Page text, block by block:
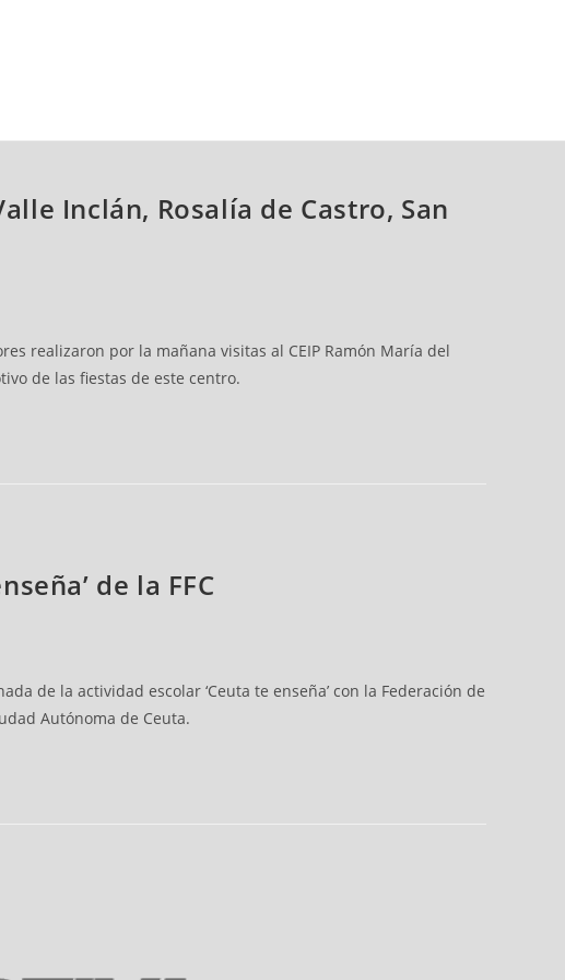
Inclán, Rosalía de Castro, San
realizaron por la mañana visitas al CEIP Ramón María del
de las fiestas de este centro.
de la FFC
de la actividad escolar ‘Ceuta te enseña’ con la Federación de
Autónoma de Ceuta.